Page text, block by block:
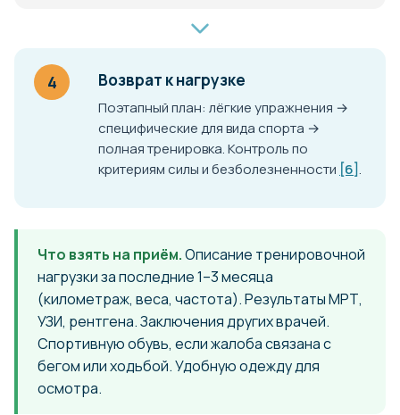
4 Возврат к нагрузке
Поэтапный план: лёгкие упражнения →
специфические для вида спорта →
полная тренировка. Контроль по
критериям силы и безболезненности [6].
Что взять на приём.Описание тренировочной
нагрузки за последние 1–3 месяца
(километраж, веса, частота). Результаты МРТ,
УЗИ, рентгена. Заключения других врачей.
Спортивную обувь, если жалоба связана с
бегом или ходьбой. Удобную одежду для
осмотра.